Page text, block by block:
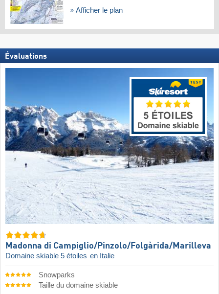
Afficher le plan
Évaluations
Madonna di Campiglio/​Pinzolo/​Folgàrida/​Marilleva
Domaine skiable 5 étoiles en Italie
Snowparks
Taille du domaine skiable